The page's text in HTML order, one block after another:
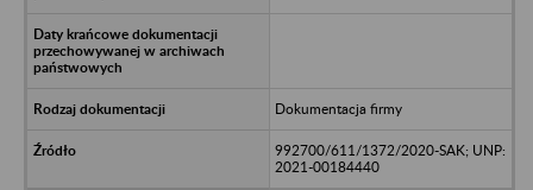
Dokumentacja firmy
992700/611/1372/2020-SAK; UNP:
2021-00184440